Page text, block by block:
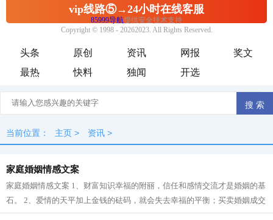
头条 原创 资讯 网报
奖文
最热
快料 独闻 开选
当前位置： 主页 > 资讯 >
家庭婚姻情感文案
家庭婚姻情感文案 1、财富知识幸福的附丽，信任和感情交流才是婚姻的基
石。 2、爱情的天平加上金钱的砝码，就会失去幸福的平衡；买卖婚姻成交
的时候，往往就是爱情悲剧的开始。...